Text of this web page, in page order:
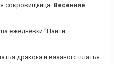
сокровищница Весенние
ежедневки "Найти
дракона и вязаного платья.